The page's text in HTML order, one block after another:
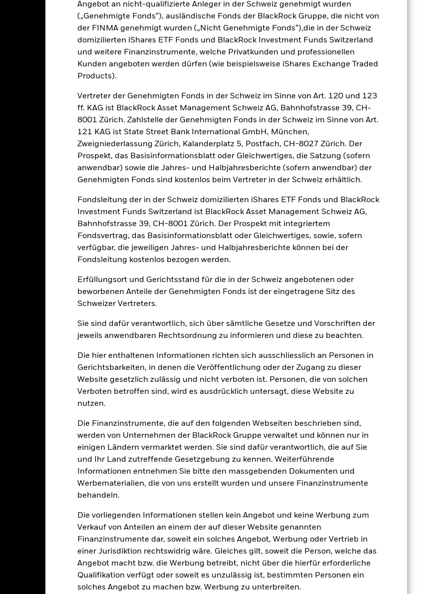
Angebot an nicht-qualifizierte Anleger in der Schweiz genehmigt wurden
(„Genehmigte Fonds“), ausländische Fonds der BlackRock Gruppe, die nicht von
der FINMA genehmigt wurden („Nicht Genehmigte Fonds“),die in der Schweiz
domizilierten iShares ETF Fonds und BlackRock Investment Funds Switzerland
und weitere Finanzinstrumente, welche Privatkunden und professionellen
Kunden angeboten werden dürfen (wie beispielsweise iShares Exchange Traded
Products).
Vertreter der Genehmigten Fonds in der Schweiz im Sinne von Art. 120 und 123
ff. KAG ist BlackRock Asset Management Schweiz AG, Bahnhofstrasse 39, CH-
8001 Zürich. Zahlstelle der Genehmigten Fonds in der Schweiz im Sinne von Art.
121 KAG ist State Street Bank International GmbH, München,
Zweigniederlassung Zürich, Kalanderplatz 5, Postfach, CH-8027 Zürich. Der
Prospekt, das Basisinformationsblatt oder Gleichwertiges, die Satzung (sofern
anwendbar) sowie die Jahres- und Halbjahresberichte (sofern anwendbar) der
Genehmigten Fonds sind kostenlos beim Vertreter in der Schweiz erhältlich.
Fondsleitung der in der Schweiz domizilierten iShares ETF Fonds und BlackRock
Investment Funds Switzerland ist BlackRock Asset Management Schweiz AG,
Bahnhofstrasse 39, CH-8001 Zürich. Der Prospekt mit integriertem
Fondsvertrag, das Basisinformationsblatt oder Gleichwertiges, sowie, sofern
verfügbar, die jeweiligen Jahres- und Halbjahresberichte können bei der
Fondsleitung kostenlos bezogen werden.
Erfüllungsort und Gerichtsstand für die in der Schweiz angebotenen oder
beworbenen Anteile der Genehmigten Fonds ist der eingetragene Sitz des
Schweizer Vertreters.
Sie sind dafür verantwortlich, sich über sämtliche Gesetze und Vorschriften der
jeweils anwendbaren Rechtsordnung zu informieren und diese zu beachten.
Die hier enthaltenen Informationen richten sich ausschliesslich an Personen in
Gerichtsbarkeiten, in denen die Veröffentlichung oder der Zugang zu dieser
Website gesetzlich zulässig und nicht verboten ist. Personen, die von solchen
Verboten betroffen sind, wird es ausdrücklich untersagt, diese Website zu
nutzen.
Die Finanzinstrumente, die auf den folgenden Webseiten beschrieben sind,
werden von Unternehmen der BlackRock Gruppe verwaltet und können nur in
einigen Ländern vermarktet werden. Sie sind dafür verantwortlich, die auf Sie
und Ihr Land zutreffende Gesetzgebung zu kennen. Weiterführende
Informationen entnehmen Sie bitte den massgebenden Dokumenten und
Werbematerialien, die von uns erstellt wurden und unsere Finanzinstrumente
behandeln.
Die vorliegenden Informationen stellen kein Angebot und keine Werbung zum
Verkauf von Anteilen an einem der auf dieser Website genannten
Finanzinstrumente dar, soweit ein solches Angebot, Werbung oder Vertrieb in
einer Jurisdiktion rechtswidrig wäre. Gleiches gilt, soweit die Person, welche das
Angebot macht bzw. die Werbung betreibt, nicht über die hierfür erforderliche
Qualifikation verfügt oder soweit es unzulässig ist, bestimmten Personen ein
solches Angebot zu machen bzw. Werbung zu unterbreiten.
Annualisiert Kumulativ Angaben zu einzelnen Jahren
vollständiges Kalenderjahr vorliegen.
aufgeführten Zahlen beziehen sich auf die Wertentwicklung in der Vergangenheit.
Vergangenheit ist kein verlässlicher Indikator für die künftige Wertentwicklung. Die Märkte könnten sich in
Wertentwicklung wird auf der Grundlage eines Nettoinventarwerts (NIW) mit reinvestiertem Bruttoertrag
sofern vorhanden. Aufgrund von Währungsschwankungen kann Ihre Rendite höher oder geringer
falls Sie in einer anderen Währung als derjenigen investieren, in der die Wertentwicklung in der
berechnet wurde. Quelle:Blackrock
Wesentliche Risiken
die täglichen Kursbewegungen an den Börsen beeinflusst werden. Weitere Einflussfaktoren sind
Unternehmensergebnisse und wichtige Unternehmensereignisse.Kapitalwachstumsrisiko: Um Erträge
Rahmen seiner Anlagestrategie Derivate einsetzen, die den Effekt einer Kapitalverringerung sowie eines
haben und zu Kapitalverlusten führen können.Der Fonds verwendet quantitative Modelle,
sich die Marktdynamik im Laufe der Zeit ändert, kann ein quantitatives Modell unter bestimmten
oder sogar Mängel aufweisen.
von Instituten, die Dienstleistungen wie die Verwahrung von Vermögenswerten anbieten oder als
Eckdaten
USD 15’014’475’018.38
13.Okt.2006
USD
ACWI Minimum Volatility
-
0.50%
Anlageklasse
SFDR-Klassifizierung Andere
Laufende Gebühren 0.82%
LU3212047321
Mindestsumme bei Erstanlage USD 50’000’000.00